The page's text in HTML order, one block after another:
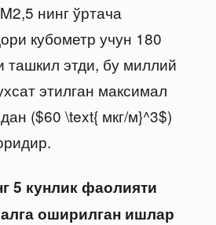
нинг ўртача
кубометр учун 180
ташкил этди, бу миллий
этилган максимал
($60 \text{ мкг/м}^3$)
5 кунлик фаолияти
оширилган ишлар